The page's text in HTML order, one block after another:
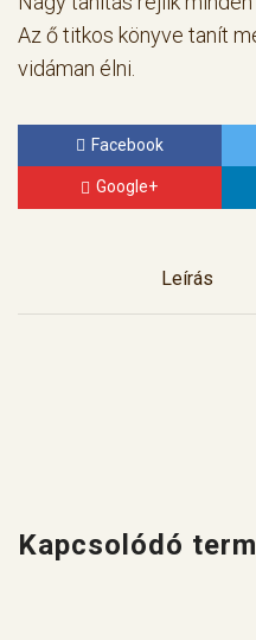
Az ő titkos könyve tanít
vidáman élni.
Facebook
Google+
Leírás
Kapcsolódó